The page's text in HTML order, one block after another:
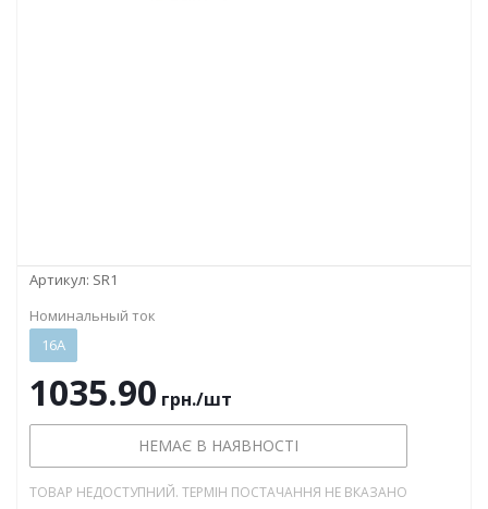
Артикул: SR1
Номинальный ток
16А
1035.90 грн./шт
НЕМАЄ В НАЯВНОСТІ
ТОВАР НЕДОСТУПНИЙ. ТЕРМІН ПОСТАЧАННЯ НЕ ВКАЗАНО